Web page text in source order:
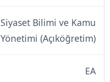
Siyaset Bilimi ve Kamu
Yönetimi (Açıköğretim)
EA